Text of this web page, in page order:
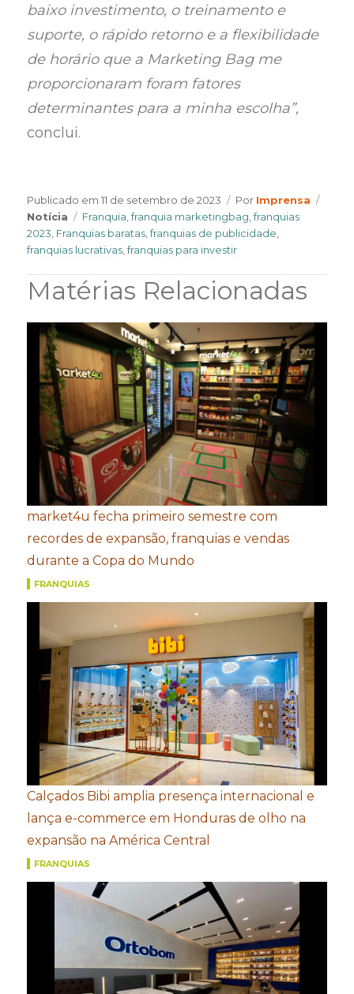
baixo investimento, o treinamento e
suporte, o rápido retorno e a flexibilidade
de horário que a Marketing Bag me
proporcionaram foram fatores
determinantes para a minha escolha”,
conclui.
Publicado em11 de setembro de 2023 Por Author
Imprensa
Notícia
Tags
Franquia,franquia marketingbag,franquias
2023, Franquias baratas,franquias de publicidade,
franquias lucrativas,franquias para investir
Matérias Relacionadas
market4u fecha primeiro semestre com
recordes de expansão, franquias e vendas
durante a Copa do Mundo
FRANQUIAS
Calçados Bibi amplia presença internacional e
lança e-commerce em Honduras de olho na
expansão na América Central
FRANQUIAS